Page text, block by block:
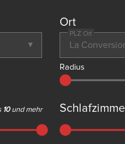
Ort
PLZ Ort
Radius
10 und mehr